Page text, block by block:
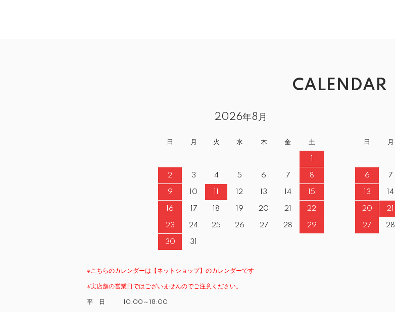
CALENDAR
2026年8月
日 月 火 水 木 金 土
2 3 4 5 6 7 8
9 10 12 13 14 15
16 17 18 19 20 21 22
23 24 25 26 27 28 29
30 31
日 月
6 7
13 14
20 21
27 28
※こちらのカレンダーは【ネットショップ】のカレンダーです
※実店舗の営業日ではございませんのでご注意ください。
平 日 10:00～18:00